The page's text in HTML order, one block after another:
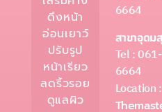
ดึงหน้า
อ่อนเยาว์
ปรับรูป
หน้าเรียว
ลดริ้วรอย
ดูแลผิว
6664
สาขาอุดม
Tel :
6664
Location :